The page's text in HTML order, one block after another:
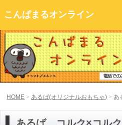
こんぱまるオンライン
HOME あるば(オリジナルおもちゃ) あ